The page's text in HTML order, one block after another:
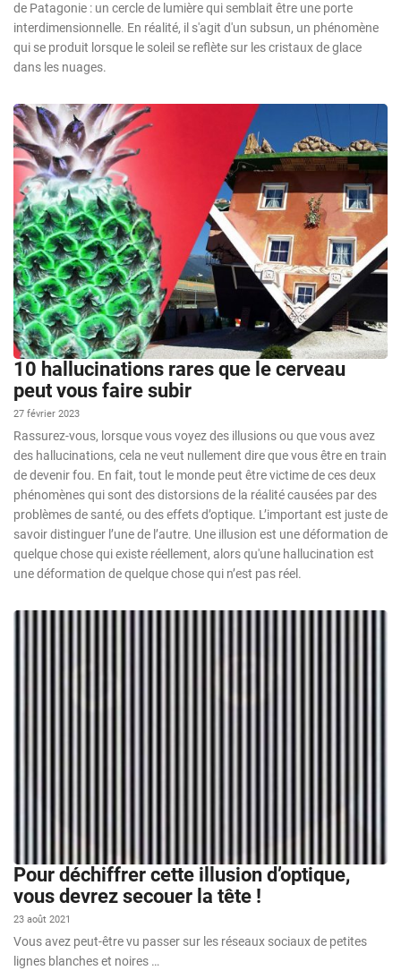
de Patagonie : un cercle de lumière qui semblait être une porte
interdimensionnelle. En réalité, il s'agit d'un subsun, un phénomène
qui se produit lorsque le soleil se reflète sur les cristaux de glace
dans les nuages.
10 hallucinations rares que le cerveau
peut vous faire subir
27 février 2023
Rassurez-vous, lorsque vous voyez des illusions ou que vous avez
des hallucinations, cela ne veut nullement dire que vous être en train
de devenir fou. En fait, tout le monde peut être victime de ces deux
phénomènes qui sont des distorsions de la réalité causées par des
problèmes de santé, ou des effets d’optique. L’important est juste de
savoir distinguer l’une de l’autre. Une illusion est une déformation de
quelque chose qui existe réellement, alors qu'une hallucination est
une déformation de quelque chose qui n’est pas réel.
Pour déchiffrer cette illusion d’optique,
vous devrez secouer la tête !
23 août 2021
Vous avez peut-être vu passer sur les réseaux sociaux de petites
lignes blanches et noires …